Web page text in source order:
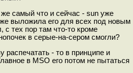
самый что и сейчас - sun уже
выложила его для всех под новым
тех пор там что-то кроме
в серые-на-сером смогли?
распечатать - то в принципе и
в MSO его потом не пытаться